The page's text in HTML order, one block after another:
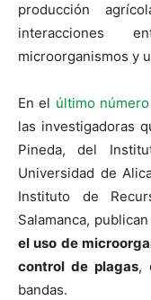
producción
interacciones
microorganismos y
En el último
las investigadoras
Pineda, del
Universidad de
Instituto de
Salamanca,
el uso de
control de plagas,
bandas.